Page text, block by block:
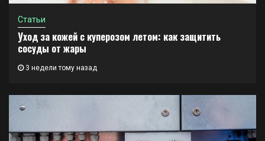
Статьи
Уход за кожей с куперозом летом: как защитить
сосуды от жары
3 недели тому назад